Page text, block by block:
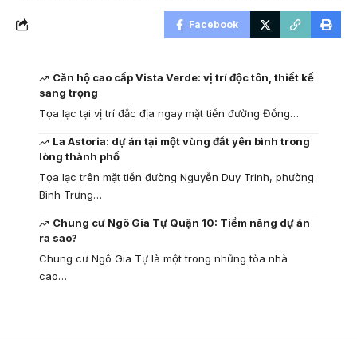
Facebook
Căn hộ cao cấp Vista Verde: vị trí độc tôn, thiết kế
sang trọng
Tọa lạc tại vị trí đắc địa ngay mặt tiền đường Đồng…
La Astoria: dự án tại một vùng đất yên bình trong
lòng thành phố
Tọa lạc trên mặt tiền đường Nguyễn Duy Trinh, phường
Bình Trưng…
Chung cư Ngô Gia Tự Quận 10: Tiềm năng dự án
ra sao?
Chung cư Ngô Gia Tự là một trong những tòa nhà
cao…